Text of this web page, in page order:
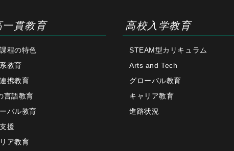
一貫教育
程の特色
教育
携教育
言語教育
バル教育
援
ア教育
高校入学教育
STEAM型カリキュラム
Arts and Tech
グローバル教育
キャリア教育
進路状況